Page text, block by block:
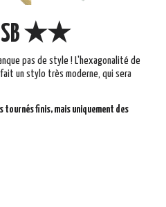
SB ★★
pas de style ! L'hexagonalité de
un stylo très moderne, qui sera
tournés finis, mais uniquement des